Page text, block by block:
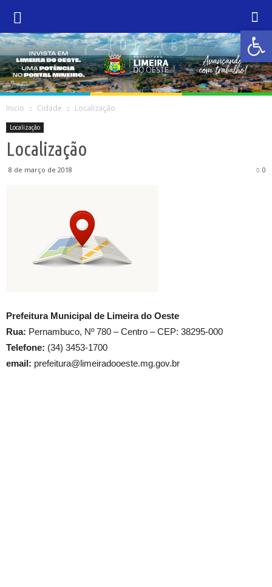
Abrir
Inicio Cidade Localização
Localização
Localização
8 de março de 2018 0
Prefeitura Municipal de Limeira do Oeste
Rua: Pernambuco, Nº 780 – Centro – CEP: 38295-000
Telefone: (34) 3453-1700
email: prefeitura@limeiradooeste.mg.gov.br